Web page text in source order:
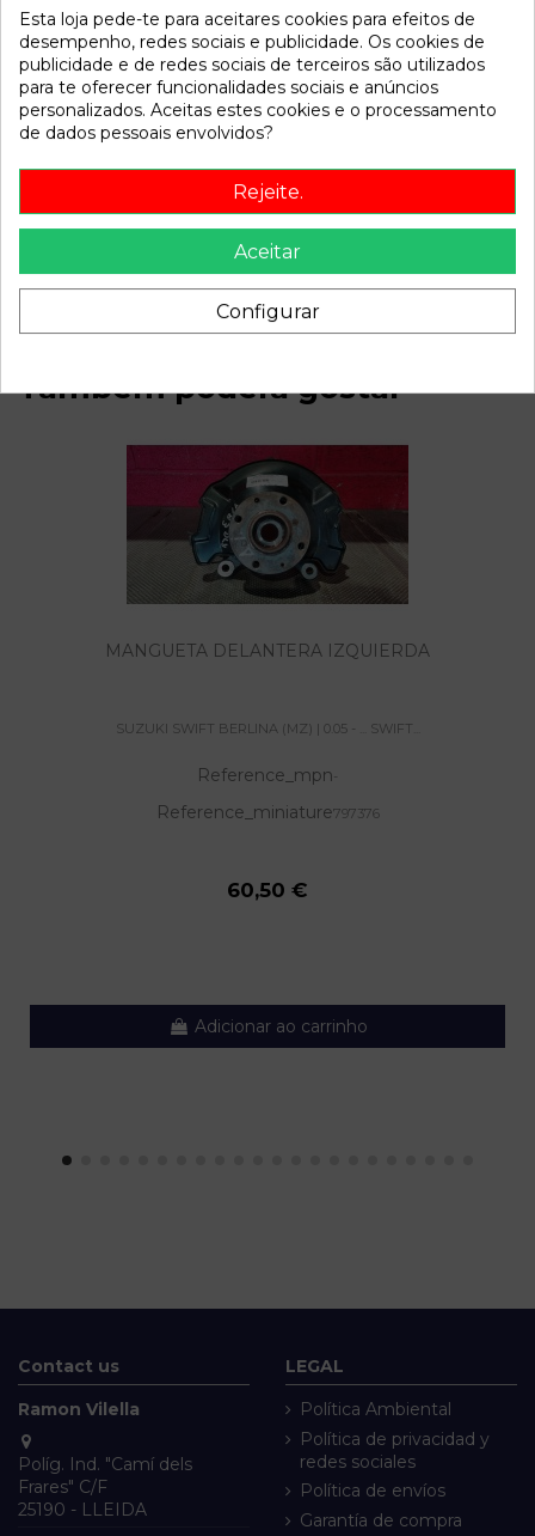
Referência 797378
Disponível a partir de: 2022-04-04
Descrição
Recambio de pinza freno delantera izquierda para suzuki
swift berlina (mz) | 0.05 - ... swift berlina (mz) | 0.05 - ...
Também poderá gostar
MANGUETA DELANTERA IZQUIERDA
SUZUKI SWIFT BERLINA (MZ) | 0.05 - ... SWIFT...
Reference_mpn-
Reference_miniature797376
60,50 €
Adicionar ao carrinho
Contact us
Ramon Vilella
Políg. Ind. "Camí dels
Frares" C/F
25190 - LLEIDA
LEGAL
Política Ambiental
Política de privacidad y
redes sociales
Política de envíos
Garantía de compra
Esta loja pede-te para aceitares cookies para efeitos de
desempenho, redes sociais e publicidade. Os cookies de
publicidade e de redes sociais de terceiros são utilizados
para te oferecer funcionalidades sociais e anúncios
personalizados. Aceitas estes cookies e o processamento
de dados pessoais envolvidos?
Rejeite.
Aceitar
Configurar